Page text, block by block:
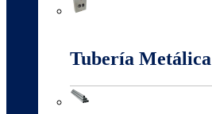
Tubería Metálica